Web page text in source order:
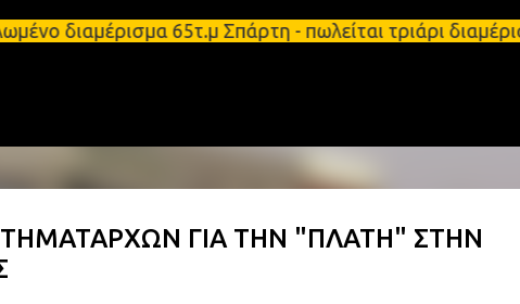
Μετάβαση στο κύριο περιεχόμενο
65τ.μ Σπάρτη - πωλείται
ΓΙΑ ΤΗΝ "ΠΛΑΤΗ" ΣΤΗΝ